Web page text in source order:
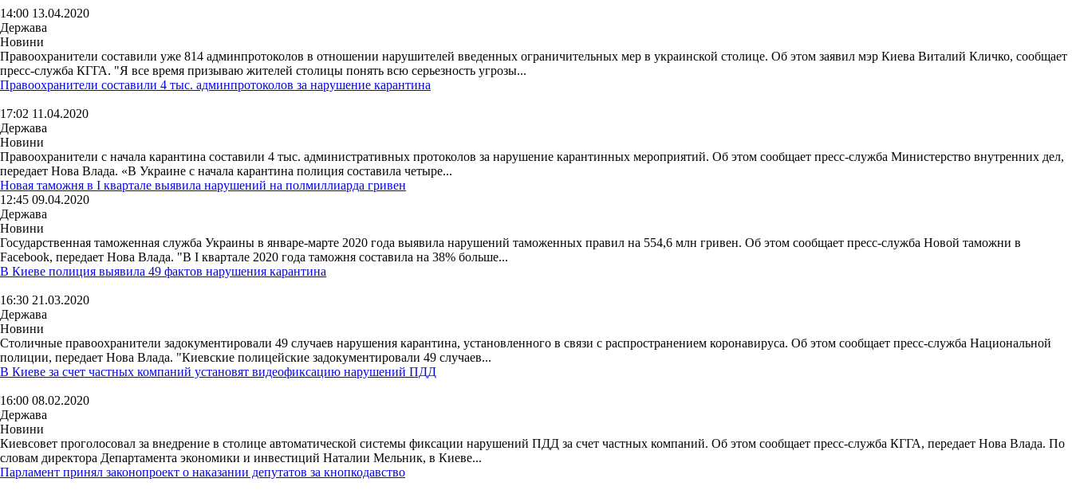
14:00 13.04.2020
Держава
Новини
Правоохранители составили уже 814 админпротоколов в отношении нарушителей введенных ограничительных мер в украинской столице. Об этом заявил мэр Киева Виталий Кличко, сообщает
пресс-служба КГГА. "Я все время призываю жителей столицы понять всю серьезность угрозы...
Правоохранители составили 4 тыс. админпротоколов за нарушение карантина
17:02 11.04.2020
Держава
Новини
Правоохранители с начала карантина составили 4 тыс. административных протоколов за нарушение карантинных мероприятий. Об этом сообщает пресс-служба Министерство внутренних дел,
передает Нова Влада. «В Украине с начала карантина полиция составила четыре...
Новая таможня в I квартале выявила нарушений на полмиллиарда гривен
12:45 09.04.2020
Держава
Новини
Государственная таможенная служба Украины в январе-марте 2020 года выявила нарушений таможенных правил на 554,6 млн гривен. Об этом сообщает пресс-служба Новой таможни в
Facebook, передает Нова Влада. "В I квартале 2020 года таможня составила на 38% больше...
В Киеве полиция выявила 49 фактов нарушения карантина
16:30 21.03.2020
Держава
Новини
Столичные правоохранители задокументировали 49 случаев нарушения карантина, установленного в связи с распространением коронавируса. Об этом сообщает пресс-служба Национальной
полиции, передает Нова Влада. "Киевские полицейские задокументировали 49 случаев...
В Киеве за счет частных компаний установят видеофиксацию нарушений ПДД
16:00 08.02.2020
Держава
Новини
Киевсовет проголосовал за внедрение в столице автоматической системы фиксации нарушений ПДД за счет частных компаний. Об этом сообщает пресс-служба КГГА, передает Нова Влада. По
словам директора Департамента экономики и инвестиций Наталии Мельник, в Киеве...
Парламент принял законопроект о наказании депутатов за кнопкодавство